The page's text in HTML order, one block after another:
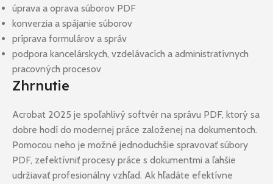
úprava a oprava súborov PDF
konverzia a spájanie súborov
príprava formulárov a správ
podpora kancelárskych, vzdelávacích a administratívnych
pracovných procesov
Zhrnutie
Acrobat 2025 je spoľahlivý softvér na správu PDF, ktorý sa
dobre hodí do modernej práce založenej na dokumentoch.
Pomocou neho je možné jednoduchšie spravovať súbory
PDF, zefektívniť procesy práce s dokumentmi a ľahšie
udržiavať profesionálny vzhľad. Ak hľadáte efektívne